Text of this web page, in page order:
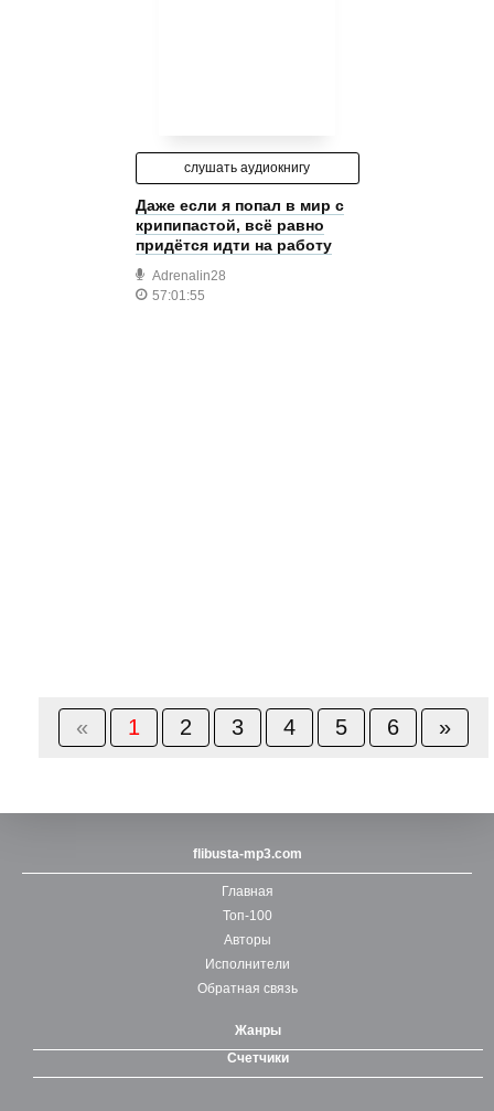
слушать аудиокнигу
Даже если я попал в мир с
крипипастой, всë равно
придëтся идти на работу
Adrenalin28
57:01:55
« 1 2 3 4 5 6 »
flibusta-mp3.com
Главная
Топ-100
Авторы
Исполнители
Обратная связь
Жанры
Счетчики